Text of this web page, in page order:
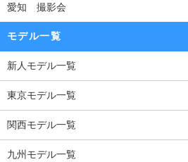
愛知 撮影会
モデル一覧
新人モデル一覧
東京モデル一覧
関西モデル一覧
九州モデル一覧